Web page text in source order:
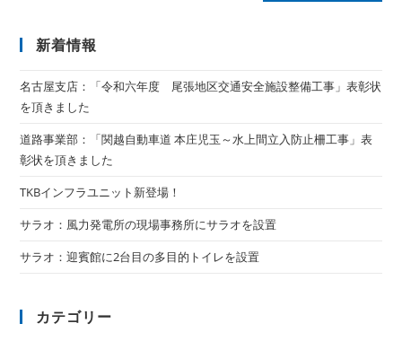
新着情報
名古屋支店：「令和六年度 尾張地区交通安全施設整備工事」表彰状
を頂きました
道路事業部：「関越自動車道 本庄児玉～水上間立入防止柵工事」表
彰状を頂きました
TKBインフラユニット新登場！
サラオ：風力発電所の現場事務所にサラオを設置
サラオ：迎賓館に2台目の多目的トイレを設置
カテゴリー